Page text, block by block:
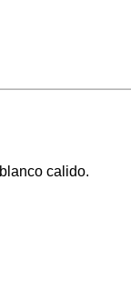
blanco calido.